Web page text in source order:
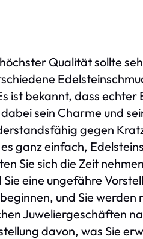
Qualität sollte
ist bekannt, dass
sein Charme und
gegen
ganz einfach,
Sie sich die Zeit
eine ungefähre
und Sie
Juweliergeschäften
davon, was Sie